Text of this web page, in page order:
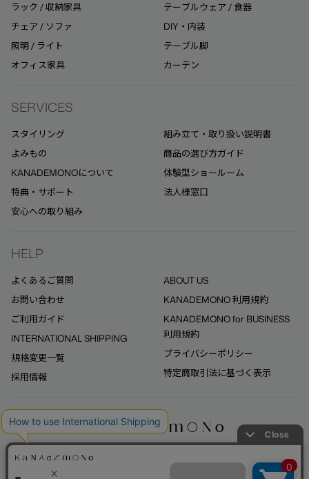
ラック / 収納家具
チェア / ソファ
照明 / ライト
オフィス家具
テーブルウェア / 食器
DIY・内装
テーブル脚
カーテン
SERVICES
スタイリング
よみもの
KANADEMONOについて
特典・サポート
安心への取り組み
組み立て・取り扱い説明書
商品の選び方ガイド
体験型ショールーム
法人様窓口
HELP
よくあるご質問
お問い合わせ
ご利用ガイド
INTERNATIONAL SHIPPING
規格変更一覧
採用情報
ABOUT US
KANADEMONO 利用規約
KANADEMONO for BUSINESS
利用規約
プライバシーポリシー
特定商取引法に基づく表示